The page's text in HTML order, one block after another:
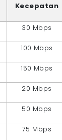
Kecepatan
30 Mbps
100 Mbps
150 Mbps
20 Mbps
50 Mbps
75 Mbps